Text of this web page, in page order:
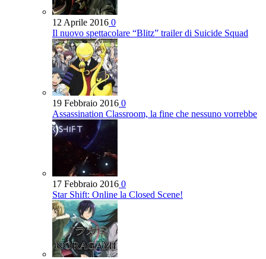
12 Aprile 2016 0
Il nuovo spettacolare “Blitz” trailer di Suicide Squad
19 Febbraio 2016 0
Assassination Classroom, la fine che nessuno vorrebbe
17 Febbraio 2016 0
Star Shift: Online la Closed Scene!